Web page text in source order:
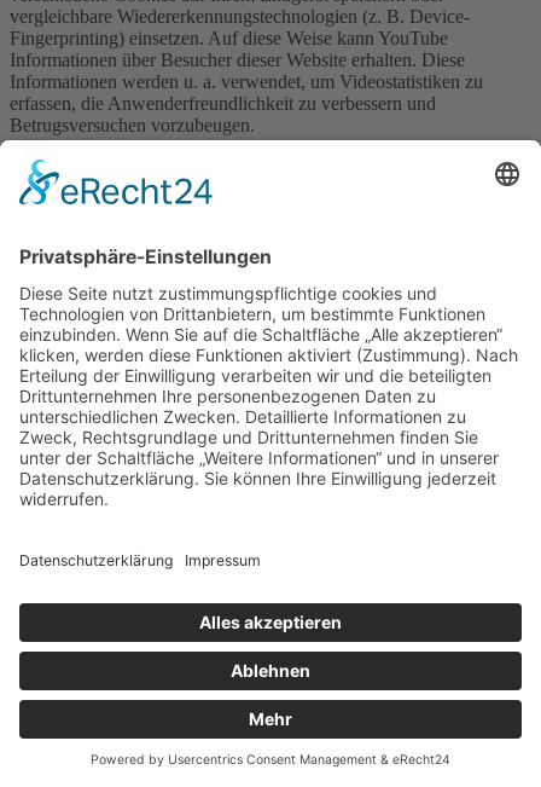
vergleichbare Wiedererkennungstechnologien (z. B. Device-
Fingerprinting) einsetzen. Auf diese Weise kann YouTube
Informationen über Besucher dieser Website erhalten. Diese
Informationen werden u. a. verwendet, um Videostatistiken zu
erfassen, die Anwenderfreundlichkeit zu verbessern und
Betrugsversuchen vorzubeugen.
Gegebenenfalls können nach dem Start eines YouTube-Videos
weitere Datenverarbeitungsvorgänge ausgelöst werden, auf die wir
keinen Einfluss haben.
Die Nutzung von YouTube erfolgt im Interesse einer ansprechenden
Darstellung unserer Online-Angebote. Dies stellt ein berechtigtes
Interesse im Sinne von Art. 6 Abs. 1 lit. f DSGVO dar. Sofern eine
entsprechende Einwilligung abgefragt wurde, erfolgt die
Verarbeitung ausschließlich auf Grundlage von Art. 6 Abs. 1 lit. a
DSGVO und § 25 Abs. 1 TTDSG, soweit die Einwilligung die
Speicherung von Cookies oder den Zugriff auf Informationen im
Endgerät des Nutzers (z. B. Device-Fingerprinting) im Sinne des
TTDSG umfasst. Die Einwilligung ist jederzeit widerrufbar.
Weitere Informationen über Datenschutz bei YouTube finden Sie in
deren Datenschutzerklärung unter:
https://policies.google.com/privacy?hl=de
Das Unternehmen verfügt über eine Zertifizierung nach dem „EU-
US Data Privacy Framework“ (DPF). Der DPF ist ein
der die Einhaltung europäischer Datenschutzstandards bei
Datenverarbeitungen in den USA gewährleisten soll. Jedes nach
dem DPF zertifizierte Unternehmen verpflichtet sich, diese
Datenschutzstandards einzuhalten. Weitere Informationen hierzu
erhalten Sie vom Anbieter unter folgendem Link:
https://www.dataprivacyframework.gov/s/participant-
contact=true&id=a2zt000000001L5AAI&status=Active